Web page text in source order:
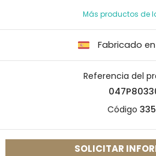
Más productos de
Fabricado en
Referencia del
Código
SOLICITAR